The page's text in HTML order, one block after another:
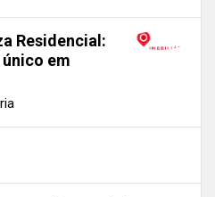
Residencial:
em